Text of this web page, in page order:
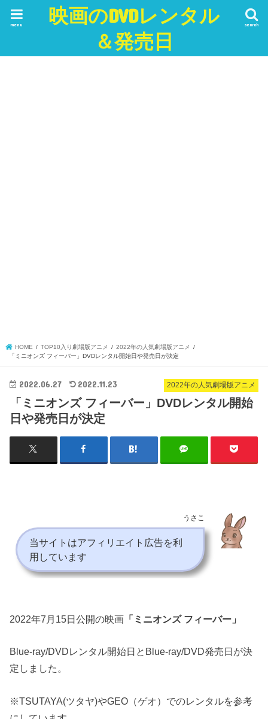
映画のDVDレンタル
＆発売日
search
menu
HOME TOP10入り劇場版アニメ
2022年の人気劇場版アニメ
「ミニオンズ フィーバー」DVDレンタル開始日や発売日が決定
2022年の人気劇場版アニメ
2022.06.27 2022.11.23
「ミニオンズ フィーバー」DVDレンタル開始
日や発売日が決定
うさこ
当サイトはアフィリエイト広告を利
用しています
2022年7月15日公開の映画 「ミニオンズ フィーバー」
Blue-ray/DVDレンタル開始日とBlue-ray/DVD発売日が決
定しました。
※TSUTAYA(ツタヤ)やGEO（ゲオ）でのレンタルを参考